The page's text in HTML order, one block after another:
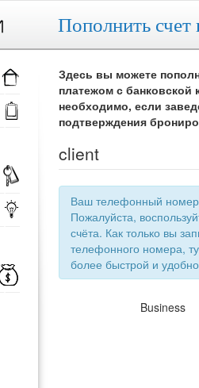
Пополнить счет
Здесь вы можете
платежом с
необходимо, если
подтверждения
client
Ваш телефонный номер
Пожалуйста,
счёта. Как только вы
телефонного номера,
более
Business